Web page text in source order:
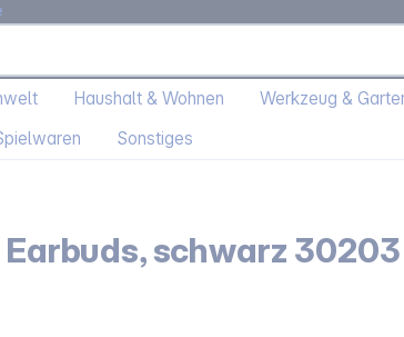
Haushalt & Wohnen Werkzeug &
Sonstiges
schwarz 30203